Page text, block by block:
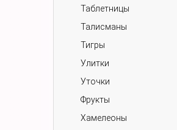
Таблетницы
Талисманы
Тигры
Улитки
Уточки
Фрукты
Хамелеоны